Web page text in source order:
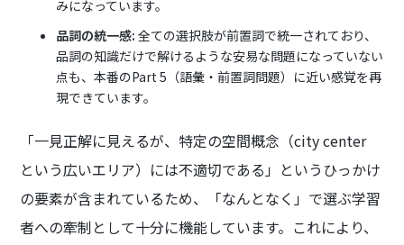
みになっています。
品詞の統一感: 全ての選択肢が前置詞で統一されており、
品詞の知識だけで解けるような安易な問題になっていない
点も、本番のPart 5（語彙・前置詞問題）に近い感覚を再
現できています。
「一見正解に見えるが、特定の空間概念（city center
という広いエリア）には不適切である」というひっかけ
の要素が含まれているため、「なんとなく」で選ぶ学習
者への牽制として十分に機能しています。これにより、